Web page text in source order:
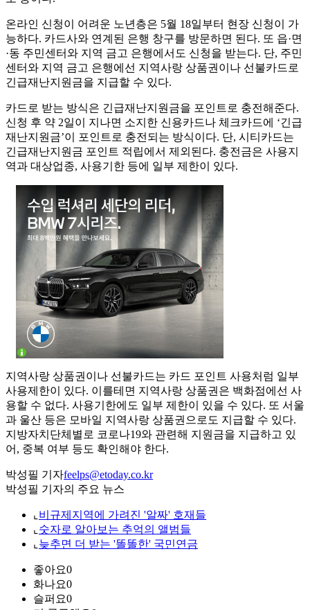
온라인 신청이 어려운 노년층은 5월 18일부터 현장 신청이 가
능하다. 카드사와 연계된 은행 창구를 방문하면 된다. 또 읍·면
·동 주민센터와 지역 금고 은행에서도 신청을 받는다. 단, 주민
센터와 지역 금고 은행에선 지역사랑 상품권이나 선불카드로
긴급재난지원금을 지급할 수 있다.
카드로 받는 방식은 긴급재난지원금을 포인트로 충전해준다.
신청 후 약 2일이 지나면 소지한 신용카드나 체크카드에 ‘긴급
재난지원금’이 포인트로 충전되는 방식이다. 단, 시티카드는
긴급재난지원금 포인트 적립에서 제외된다. 충전금은 사용지
역과 대상업종, 사용기한 등에 일부 제한이 있다.
지역사랑 상품권이나 선불카드는 카드 포인트 사용처럼 일부
사용제한이 있다. 이를테면 지역사랑 상품권은 백화점에선 사
용할 수 없다. 사용기한에도 일부 제한이 있을 수 있다. 또 서울
과 울산 등은 모바일 지역사랑 상품권으로도 지급할 수 있다.
지방자치단체별로 코로나19와 관련해 지원금을 지급하고 있
어, 중복 여부 등도 확인해야 한다.
박성필 기자feelps@etoday.co.kr
박성필 기자의 주요 뉴스
⌞ 비규제지역에 가려진 '알짜' 호재들
⌞ 숫자로 알아보는 추억의 앨범들
⌞ 늦추면 더 받는 '똘똘한' 국민연금
좋아요0
화나요0
슬퍼요0